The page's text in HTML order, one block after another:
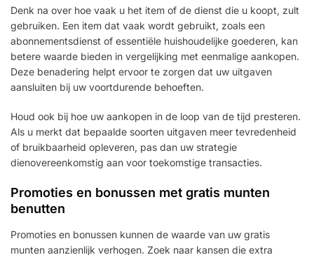
Denk na over hoe vaak u het item of de dienst die u koopt, zult
gebruiken. Een item dat vaak wordt gebruikt, zoals een
abonnementsdienst of essentiële huishoudelijke goederen, kan
betere waarde bieden in vergelijking met eenmalige aankopen.
Deze benadering helpt ervoor te zorgen dat uw uitgaven
aansluiten bij uw voortdurende behoeften.
Houd ook bij hoe uw aankopen in de loop van de tijd presteren.
Als u merkt dat bepaalde soorten uitgaven meer tevredenheid
of bruikbaarheid opleveren, pas dan uw strategie
dienovereenkomstig aan voor toekomstige transacties.
Promoties en bonussen met gratis munten
benutten
Promoties en bonussen kunnen de waarde van uw gratis
munten aanzienlijk verhogen. Zoek naar kansen die extra